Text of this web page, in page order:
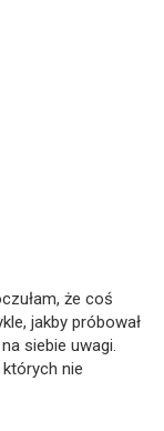
że coś
jakby próbował
siebie uwagi.
których nie